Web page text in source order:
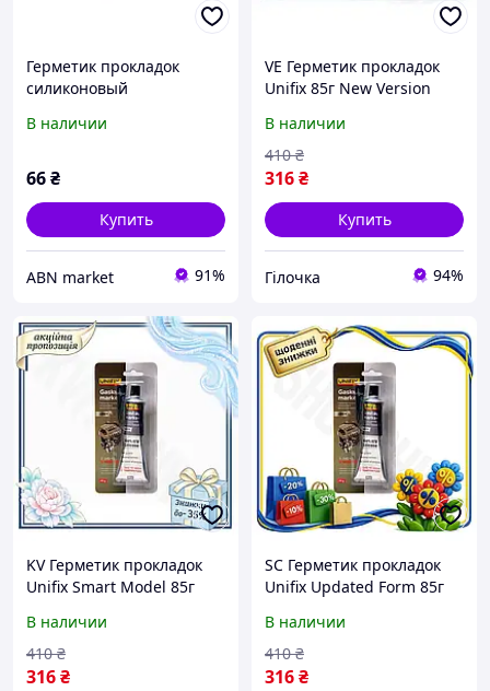
Герметик прокладок
силиконовый
серый 85г UNIFIX
В наличии
66₴
Купить
ABN market 91%
VE Герметик прокладок
Unifix 85г New Version
однокомпонентный
силикон для ремонта
прокладок рези N6W_VER
В наличии
316₴
410 ₴
Купить
Гілочка 94%
KV Герметик прокладок
Unifix Smart Model 85г
однокомпонентный
силикон для ремонта
прокладок рези 99/KVI
В наличии
316₴
410 ₴
SC Герметик прокладок
Unifix Updated Form 85г
однокомпонентный
силикон для ремонта
прокладок рез CH2_99K
В наличии
316₴
410 ₴